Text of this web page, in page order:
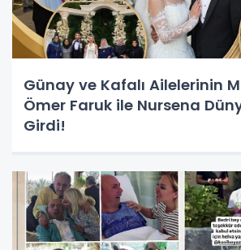
Günay ve Kafalı Ailelerinin
Ömer Faruk ile Nursena
Girdi!